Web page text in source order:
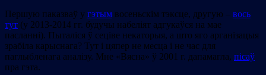
Першую паказваў у гэтым восеньскім тэксце, другую – вось
тут (у 2013-2014 гг. будучы набеліят адгукаўся на мае
пасланні). Пыталіся ў сеціве некаторыя, а што яго арганізацыя
зрабіла карыснага? Тут і цяпер не месца і не час для
паглыбленага аналізу. Мне «Вясна» ў 2001 г. дапамагла, пісаў
пра гэта.